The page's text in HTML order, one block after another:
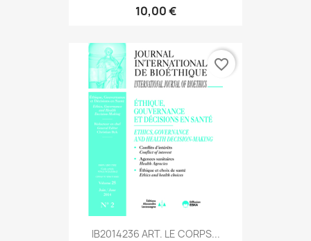
10,00 €
IB2014236 ART. LE CORPS...
favorite_border